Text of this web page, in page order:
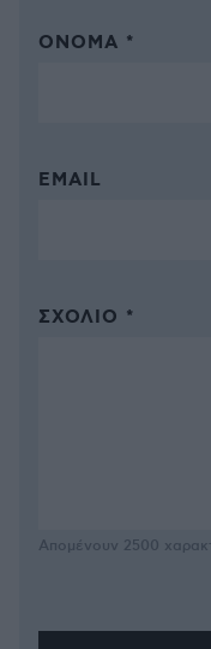
ΌΝΟΜΑ *
EMAIL
ΣΧΌΛΙΟ *
Απομένουν 2500